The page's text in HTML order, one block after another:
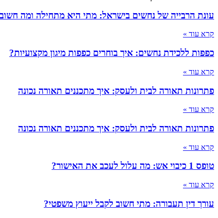
עונת הרבייה של נחשים בישראל: מתי היא מתחילה ומה
קרא עוד »
כפפות ללכידת נחשים: איך בוחרים כפפות מיגון מקצועיות?
קרא עוד »
פתרונות תאורה לבית ולעסק: איך מתכננים תאורה נכונה
קרא עוד »
פתרונות תאורה לבית ולעסק: איך מתכננים תאורה נכונה
קרא עוד »
טופס 1 כיבוי אש: מה עלול לעכב את האישור?
קרא עוד »
עורך דין תעבורה: מתי חשוב לקבל ייעוץ משפטי?